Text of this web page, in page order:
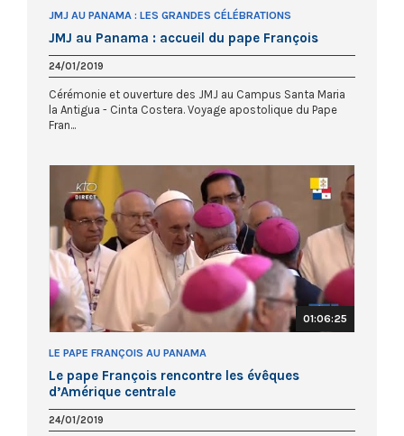
JMJ AU PANAMA : LES GRANDES CÉLÉBRATIONS
JMJ au Panama : accueil du pape François
24/01/2019
Cérémonie et ouverture des JMJ au Campus Santa Maria
la Antigua - Cinta Costera. Voyage apostolique du Pape
Fran...
01:06:25
LE PAPE FRANÇOIS AU PANAMA
Le pape François rencontre les évêques
d’Amérique centrale
24/01/2019